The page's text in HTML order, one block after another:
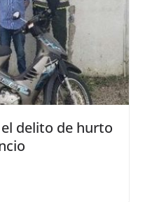
delito de hurto